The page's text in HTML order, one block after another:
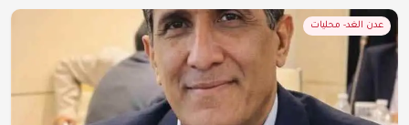
عدن الغد- محليات